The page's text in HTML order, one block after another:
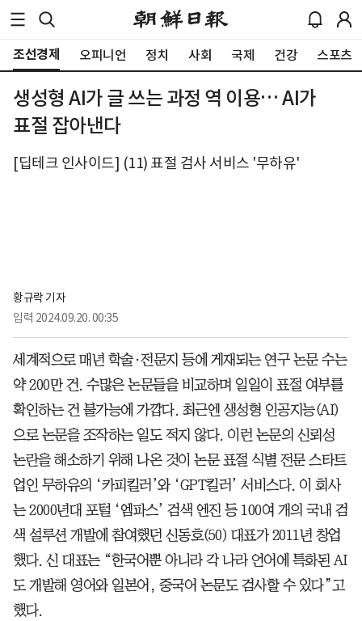
조선경제 오피니언 정치 사회 국제 건강 스포츠
생성형 AI가 글 쓰는 과정 역 이용… AI가
표절 잡아낸다
[딥테크 인사이드] (11) 표절 검사 서비스 '무하유'
황규락 기자
입력 2024.09.20. 00:35
세계적으로 매년 학술·전문지 등에 게재되는 연구 논문 수는
약 200만 건. 수많은 논문들을 비교하며 일일이 표절 여부를
확인하는 건 불가능에 가깝다. 최근엔 생성형 인공지능(AI)
으로 논문을 조작하는 일도 적지 않다. 이런 논문의 신뢰성
논란을 해소하기 위해 나온 것이 논문 표절 식별 전문 스타트
업인 무하유의 ‘카피킬러’와 ‘GPT킬러’ 서비스다. 이 회사
는 2000년대 포털 ‘엠파스’ 검색 엔진 등 100여 개의 국내 검
색 설루션 개발에 참여했던 신동호(50) 대표가 2011년 창업
했다. 신 대표는 “한국어뿐 아니라 각 나라 언어에 특화된 AI
도 개발해 영어와 일본어, 중국어 논문도 검사할 수 있다”고
했다.